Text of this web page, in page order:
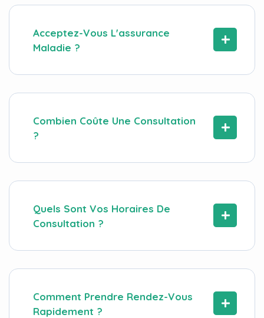
Acceptez-Vous L'assurance
Maladie ?
Combien Coûte Une Consultation
?
Quels Sont Vos Horaires De
Consultation ?
Comment Prendre Rendez-Vous
Rapidement ?